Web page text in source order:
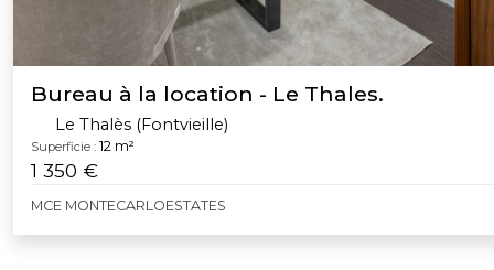
Bureau à la location - Le Thales.
Le Thalès (Fontvieille)
Superficie : 12 m²
1 350 €
MCE MONTECARLOESTATES